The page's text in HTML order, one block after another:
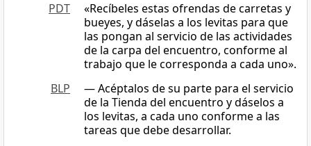
PDT
«Recíbeles estas ofrendas de carretas y
bueyes, y dáselas a los levitas para que
las pongan al servicio de las actividades
de la carpa del encuentro, conforme al
trabajo que le corresponda a cada uno».
BLP
— Acéptalos de su parte para el servicio
de la Tienda del encuentro y dáselos a
los levitas, a cada uno conforme a las
tareas que debe desarrollar.